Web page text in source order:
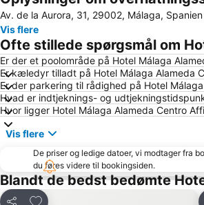
Av. de la Aurora, 31, 29002, Málaga, Spanien
Vis flere
Ofte stillede spørgsmål om
Er der et poolområde på Hotel Málaga
Er kæledyr tilladt på Hotel Málaga Alameda
Er der parkering til rådighed på Hotel
Hvad er indtjeknings- og
Hvor ligger Hotel Málaga Alameda Centro
Vis flere
De priser og ledige datoer, vi modtager fra
du føres videre til bookingsiden.
Blandt de bedst bedømte
Føj til favoritter